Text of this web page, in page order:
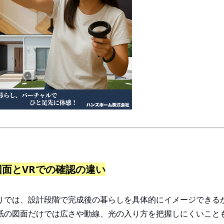
とVRでの確認の違い
では、設計段階で完成後の暮らしを具体的にイメージできる
の図面だけでは広さや動線、光の入り方を把握しにくいこと